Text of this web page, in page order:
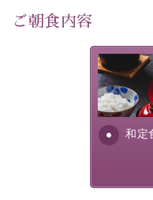
・就寝用パジャマをご用
・館内フリーWi-Fi
・チェックイン15時、
ご朝食内容
和定
さっぱり
れる食材
ふんだん
安全を心